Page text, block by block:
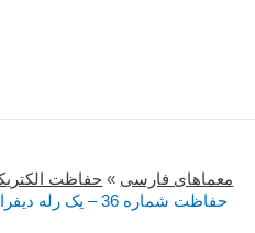
معماهای فارسی » حفاظت
حفاظت شماره 36 –